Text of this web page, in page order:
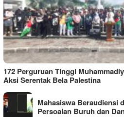
172 Perguruan Tinggi
Aksi Serentak Bela Palestina
Mahasiswa Beraudiensi
Persoalan Buruh dan